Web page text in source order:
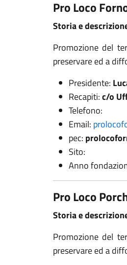
Pro Loco
Storia e
Promozione del
preservare ed a
Presidente:
Recapiti:c/o
Telefono:
Email:
pec:
Sito:
Anno
Pro Loco
Storia e
Promozione del
preservare ed a